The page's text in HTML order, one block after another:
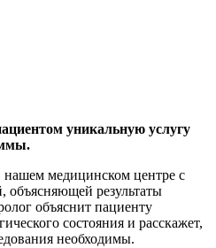
уникальную услугу
медицинском центре с
объясняющей результаты
объяснит пациенту
состояния и расскажет,
необходимы.